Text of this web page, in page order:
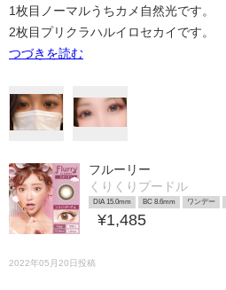
1枚目ノーマルうちカメ自然光です。
2枚目プリクラハルイロセカイです。
つづきを読む
フルーリー
くりくりプードル
DIA 15.0mm BC 8.6mm ワンデー
¥1,485
2022年05月20日投稿